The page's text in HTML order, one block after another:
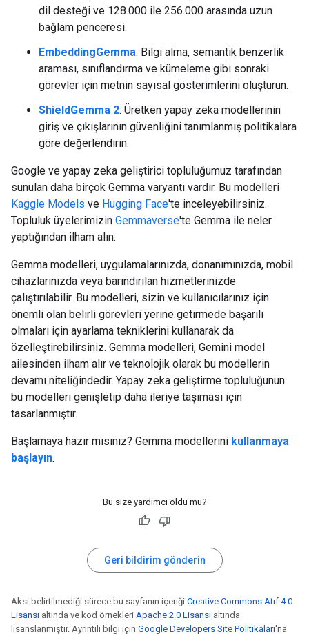
dil desteği ve 128.000 ile 256.000 arasında uzun
bağlam penceresi.
EmbeddingGemma: Bilgi alma, semantik benzerlik
araması, sınıflandırma ve kümeleme gibi sonraki
görevler için metnin sayısal gösterimlerini oluşturun.
ShieldGemma 2: Üretken yapay zeka modellerinin
giriş ve çıkışlarının güvenliğini tanımlanmış politikalara
göre değerlendirin.
Google ve yapay zeka geliştirici topluluğumuz tarafından
sunulan daha birçok Gemma varyantı vardır. Bu modelleri
Kaggle Models ve Hugging Face'te inceleyebilirsiniz.
Topluluk üyelerimizin Gemmaverse'te Gemma ile neler
yaptığından ilham alın.
Gemma modelleri, uygulamalarınızda, donanımınızda, mobil
cihazlarınızda veya barındırılan hizmetlerinizde
çalıştırılabilir. Bu modelleri, sizin ve kullanıcılarınız için
önemli olan belirli görevleri yerine getirmede başarılı
olmaları için ayarlama tekniklerini kullanarak da
özelleştirebilirsiniz. Gemma modelleri, Gemini model
ailesinden ilham alır ve teknolojik olarak bu modellerin
devamı niteliğindedir. Yapay zeka geliştirme topluluğunun
bu modelleri genişletip daha ileriye taşıması için
tasarlanmıştır.
Başlamaya hazır mısınız? Gemma modellerini kullanmaya
başlayın.
Bu size yardımcı oldu mu?
Geri bildirim gönderin
Aksi belirtilmediği sürece bu sayfanın içeriği Creative Commons Atıf 4.0
Lisansı altında ve kod örnekleri Apache 2.0 Lisansı altında
lisanslanmıştır. Ayrıntılı bilgi için Google Developers Site Politikaları'na